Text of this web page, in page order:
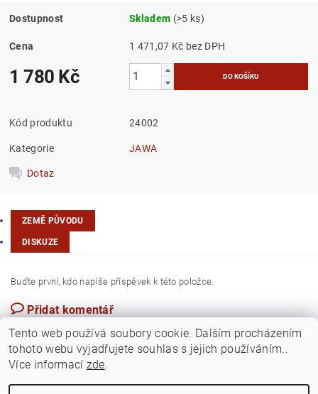
Dostupnost Skladem (>5 ks)
Cena 1 471,07 Kč bez DPH
1 780 Kč
Kód produktu 24002
Kategorie JAWA
Dotaz
ZEMĚ PŮVODU
DISKUZE
Buďte první, kdo napíše příspěvek k této položce.
Přidat komentář
Tento web používá soubory cookie. Dalším procházením
tohoto webu vyjadřujete souhlas s jejich používáním..
Více informací zde.